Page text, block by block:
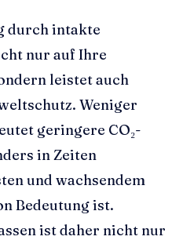
durch intakte
nur auf Ihre
leistet auch
Weniger
geringere CO₂-
in Zeiten
und wachsendem
Bedeutung ist.
ist daher nicht nur